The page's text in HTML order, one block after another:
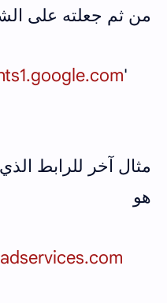
من ثم جعلته على
'
مثال آخر للرابط
هو